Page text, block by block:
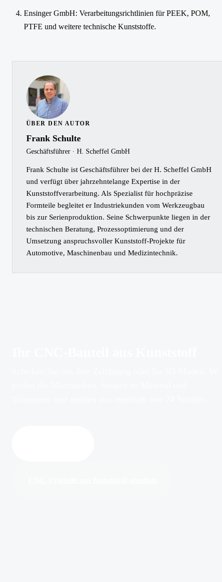
Ensinger GmbH: Verarbeitungsrichtlinien für PEEK, POM,
PTFE und weitere technische Kunststoffe.
ÜBER DEN AUTOR
Frank Schulte
Geschäftsführer · H. Scheffel GmbH
Frank Schulte ist Geschäftsführer bei der H. Scheffel GmbH
und verfügt über jahrzehntelange Expertise in der
Kunststoffverarbeitung. Als Spezialist für hochpräzise
Formteile begleitet er Industriekunden vom Werkzeugbau
bis zur Serienproduktion. Seine Schwerpunkte liegen in der
technischen Beratung, Prozessoptimierung und der
Umsetzung anspruchsvoller Kunststoff-Projekte für
Automotive, Maschinenbau und Medizintechnik.